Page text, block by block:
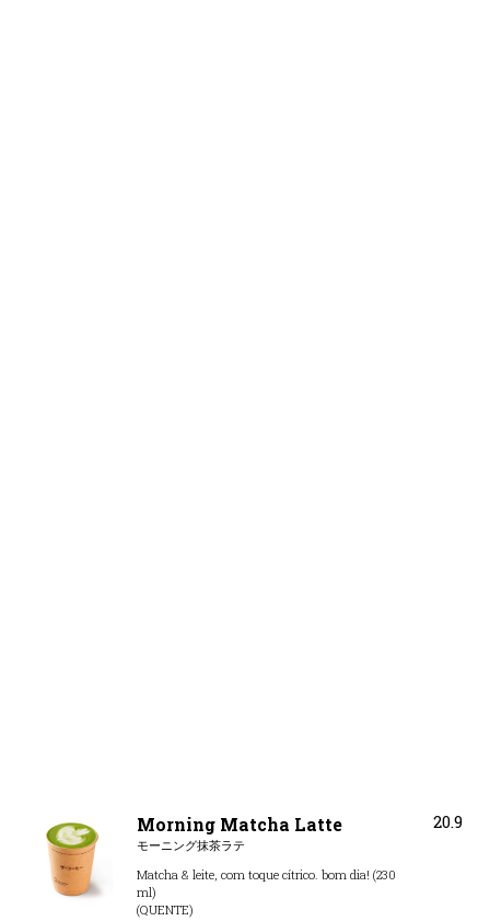
Morning Matcha Latte
モーニング抹茶ラテ
Matcha & leite, com toque cítrico. bom dia! (230
ml)
(QUENTE)
20.9